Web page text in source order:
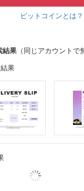
ビットコインとは？
結果 （同じアカウントで
果